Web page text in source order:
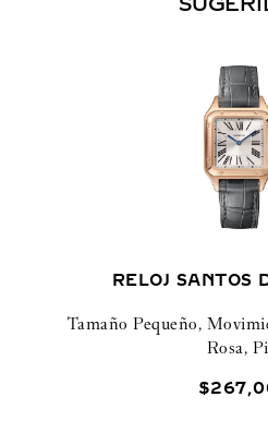
RELOJ SANTOS
Tamaño Pequeño,
Rosa,
$267,